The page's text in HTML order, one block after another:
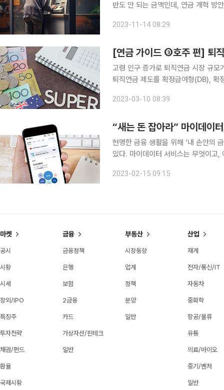
반도 안 되는 금액인데, 연금 개혁 방안
중심으로 기초연금, 국민연금, 직역연
2023-11-14 08:29
[연금 가이드 ③호주 편] 퇴직
고령 인구 증가로 퇴직연금 시장 규
퇴직연금 제도를 확정급여형(DB), 확
에 방치돼 수익률이 연 1% 수준에 그
2023-03-10 08:39
“새는 돈 잡아라” 마이데이
현명한 금융 생활을 위해 ‘내 손안의
있다. 마이데이터 서비스는 무엇이고,
(본인신용정보관리업)는 개인의 금융
2023-02-15 09:15
마켓
공시
시황
시세
장외/IPO
특징주
투자전략
채권/펀드
환율
국제시황
금융
금융정책
은행
보험
2금융
카드
가상자산/핀테크
일반
부동산
시장동향
업계
정책
분양
일반
산업
재계
전자/통신/IT
자동차
중화학
항공/물류
유통
의료/바이오
중기/벤처
일반